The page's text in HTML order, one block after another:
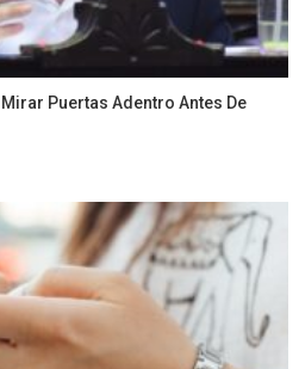
Puertas Adentro Antes De